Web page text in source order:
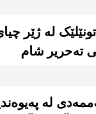
لە ژێر
تەحریر شام
لە